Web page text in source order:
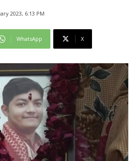
2023, 6:13 PM
WhatsApp X